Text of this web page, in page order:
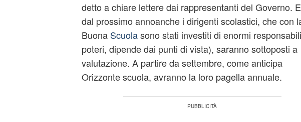
detto a chiare lettere dai rappresentanti del Governo.
dal prossimo annoanche i dirigenti scolastici, che con
Buona Scuolasono stati investiti di enormi
poteri, dipende dai punti di vista), saranno sottoposti a
valutazione. A partire da settembre, come anticipa
Orizzonte scuola, avranno la loro pagella annuale.